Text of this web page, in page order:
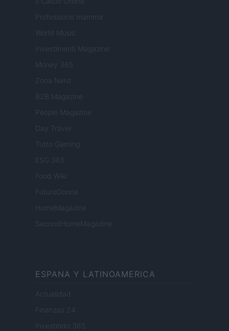
Professione mamma
World Music
Investimenti Magazine
Money 365
Zona Nerd
B2B Magazine
People Magazine
Day Travel
Tutto Gaming
ESG 365
Food Wiki
FuturoDonna
HomeMagazine
SecondHomeMagazine
ESPANA Y LATINOAMERICA
Actualidad
Finanzas 24
Investindo 365